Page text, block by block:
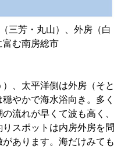
三芳・丸山）、外房（白
富む南房総市
、太平洋側は外房（そと
やかで海水浴向き。多く
流れが早くて波も高く、
スポットは内房外房を問
あります。海だけみても